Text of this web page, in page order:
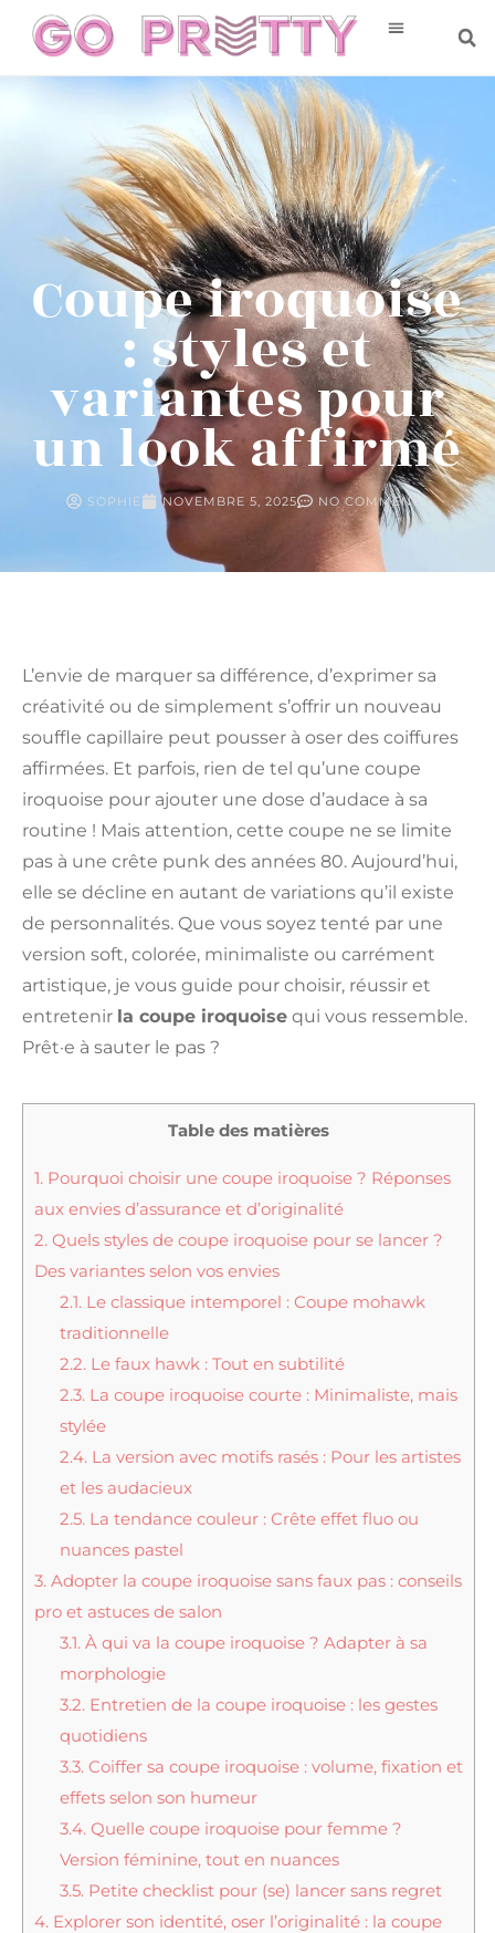
Coupe iroquoise
: styles et
variantes pour
un look affirmé
SOPHIE NOVEMBRE 5, 2025 NO COMMENTS
L’envie de marquer sa différence, d’exprimer sa
créativité ou de simplement s’offrir un nouveau
souffle capillaire peut pousser à oser des coiffures
affirmées. Et parfois, rien de tel qu’une coupe
iroquoise pour ajouter une dose d’audace à sa
routine ! Mais attention, cette coupe ne se limite
pas à une crête punk des années 80. Aujourd’hui,
elle se décline en autant de variations qu’il existe
de personnalités. Que vous soyez tenté par une
version soft, colorée, minimaliste ou carrément
artistique, je vous guide pour choisir, réussir et
entretenir la coupe iroquoise qui vous ressemble.
Prêt·e à sauter le pas ?
Table des matières
1. Pourquoi choisir une coupe iroquoise ? Réponses
aux envies d’assurance et d’originalité
2. Quels styles de coupe iroquoise pour se lancer ?
Des variantes selon vos envies
2.1. Le classique intemporel : Coupe mohawk
traditionnelle
2.2. Le faux hawk : Tout en subtilité
2.3. La coupe iroquoise courte : Minimaliste, mais
stylée
2.4. La version avec motifs rasés : Pour les artistes
et les audacieux
2.5. La tendance couleur : Crête effet fluo ou
nuances pastel
3. Adopter la coupe iroquoise sans faux pas : conseils
pro et astuces de salon
3.1. À qui va la coupe iroquoise ? Adapter à sa
morphologie
3.2. Entretien de la coupe iroquoise : les gestes
quotidiens
3.3. Coiffer sa coupe iroquoise : volume, fixation et
effets selon son humeur
3.4. Quelle coupe iroquoise pour femme ?
Version féminine, tout en nuances
3.5. Petite checklist pour (se) lancer sans regret
4. Explorer son identité, oser l’originalité : la coupe